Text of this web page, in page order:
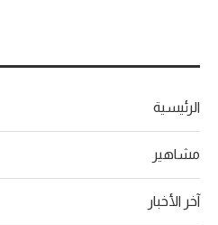
الرئيسية
مشاهير
آخر الأخبار